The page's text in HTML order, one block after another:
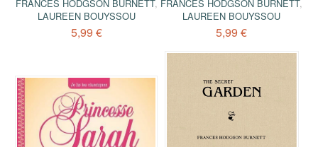
FRANCES HODGSON BURNETT,
LAUREEN BOUYSSOU
5,99 €
FRANCES HODGSON BURNETT,
LAUREEN BOUYSSOU
5,99 €